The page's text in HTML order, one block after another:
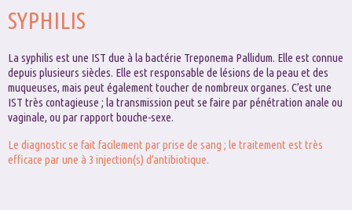
SYPHILIS
La syphilis est une IST due à la bactérie Treponema Pallidum. Elle est connue
depuis plusieurs siècles. Elle est responsable de lésions de la peau et des
muqueuses, mais peut également toucher de nombreux organes. C’est une
IST très contagieuse ; la transmission peut se faire par pénétration anale ou
vaginale, ou par rapport bouche-sexe.
Le diagnostic se fait facilement par prise de sang ; le traitement est très
efficace par une à 3 injection(s) d’antibiotique.